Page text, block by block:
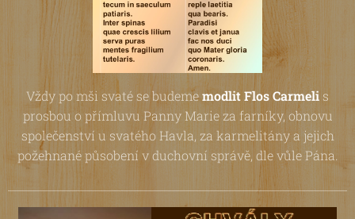
Vždy po mši svaté se budememodlit Flos Carmelis
prosbou o přímluvu Panny Marie za farníky, obnovu
společenství u svatého Havla, za karmelitány a jejich
požehnané působení v duchovní správě, dle vůle Pána.